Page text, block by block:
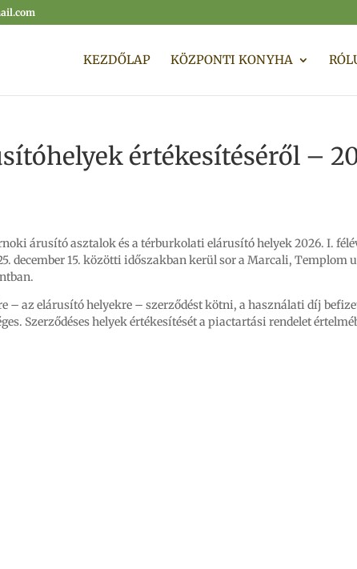
KEZDŐLAP KÖZPONTI KONYHA
értékesítéséről –
árusító asztalok és a térburkolati elárusító helyek 2026. I.
december 15. közötti időszakban kerül sor a Marcali, Templom
– az elárusító helyekre – szerződést kötni, a használati díj
Szerződéses helyek értékesítését a piactartási rendelet